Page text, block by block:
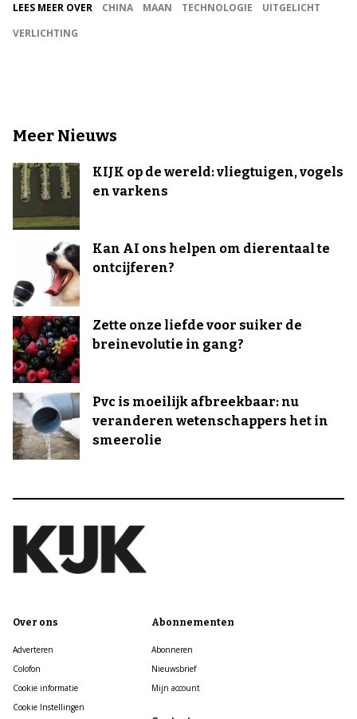
LEES MEER OVER CHINA MAAN TECHNOLOGIE
UITGELICHT
VERLICHTING
Meer Nieuws
KIJK op de wereld: vliegtuigen, vogels
en varkens
Kan AI ons helpen om dierentaal te
ontcijferen?
Zette onze liefde voor suiker de
breinevolutie in gang?
Pvc is moeilijk afbreekbaar: nu
veranderen wetenschappers het in
smeerolie
Over ons
Adverteren
Colofon
Cookie informatie
Cookie Instellingen
Abonnementen
Abonneren
Nieuwsbrief
Mijn account